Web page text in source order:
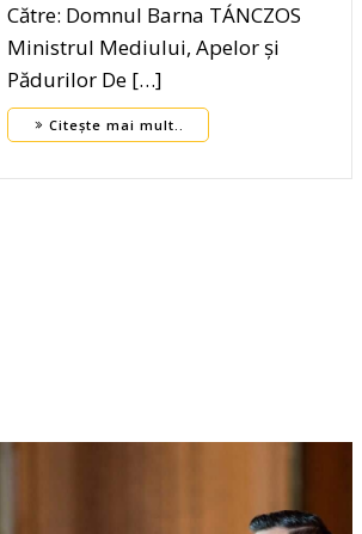
Către: Domnul Barna TÁNCZOS
Ministrul Mediului, Apelor și
Pădurilor De […]
Citește mai mult..